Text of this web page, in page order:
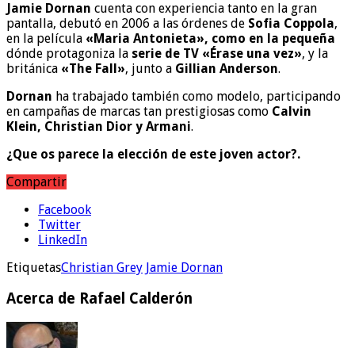
Jamie Dornan cuenta con experiencia tanto en la gran
pantalla, debutó en 2006 a las órdenes de Sofia Coppola,
en la película «Maria Antonieta», como en la pequeña
dónde protagoniza la serie de TV «Érase una vez», y la
británica «The Fall», junto a Gillian Anderson.
Dornan ha trabajado también como modelo, participando
en campañas de marcas tan prestigiosas como Calvin
Klein, Christian Dior y Armani.
¿Que os parece la elección de este joven actor?.
Compartir
Facebook
Twitter
LinkedIn
EtiquetasChristian Grey Jamie Dornan
Acerca de Rafael Calderón